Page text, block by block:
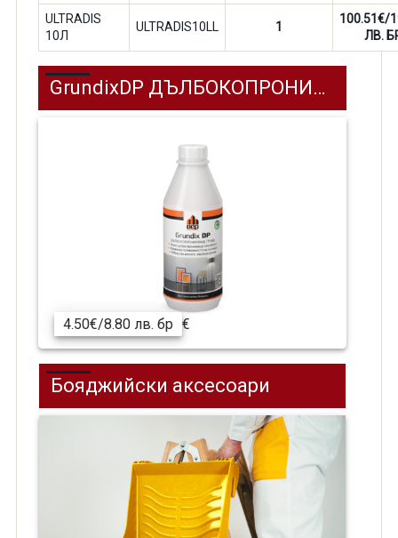
ULTRADIS
10Л
ULTRADIS10LL 1
100.51€/
ЛВ.
GrundixDP ДЪЛБОКОПРОНИКВАЩ ГРУНД
4.50€/8.80 лв. бр €
Бояджийски аксесоари